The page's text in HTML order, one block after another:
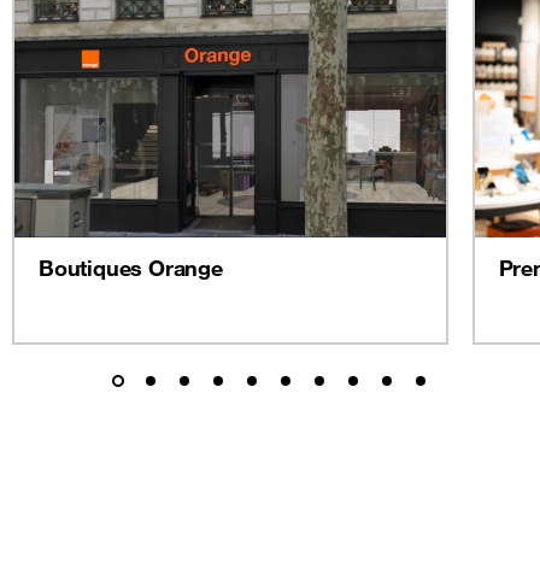
Boutiques Orange